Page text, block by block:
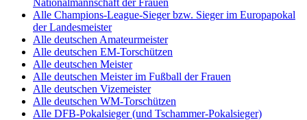
Alle Champions-League-Sieger bzw. Sieger im Europapokal
der Landesmeister
Alle deutschen Amateurmeister
Alle deutschen EM-Torschützen
Alle deutschen Meister
Alle deutschen Meister im Fußball der Frauen
Alle deutschen Vizemeister
Alle deutschen WM-Torschützen
Alle DFB-Pokalsieger (und Tschammer-Pokalsieger)